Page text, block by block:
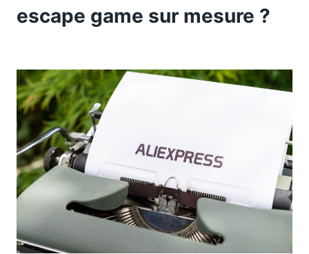
escape game sur mesure ?